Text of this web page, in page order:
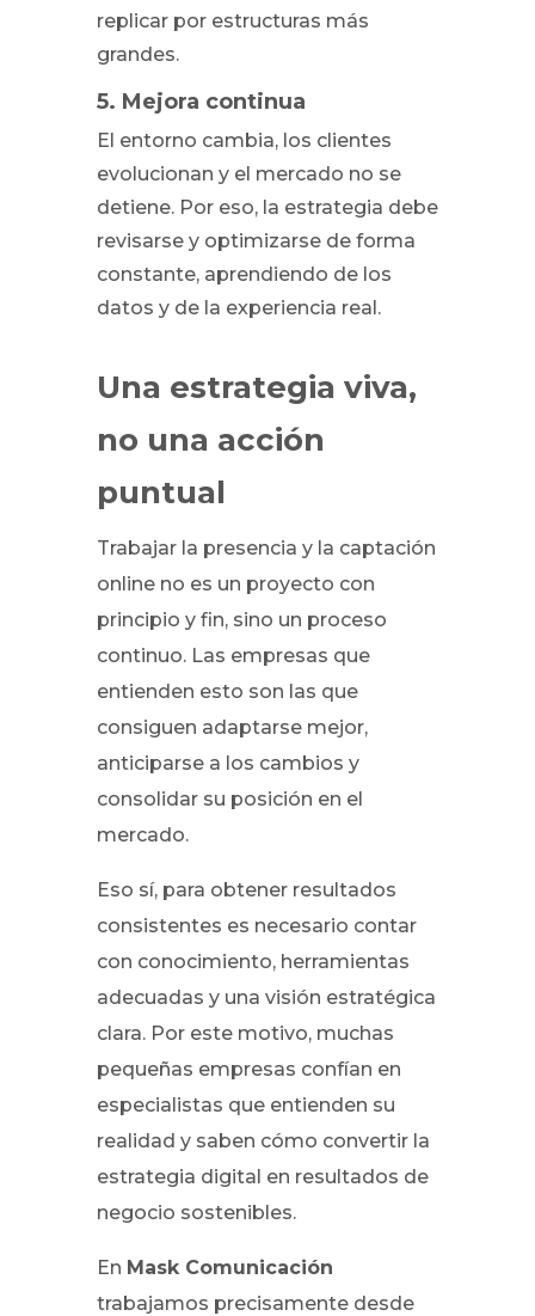
replicar por estructuras más
grandes.
5. Mejora continua
El entorno cambia, los clientes
evolucionan y el mercado no se
detiene. Por eso, la estrategia debe
revisarse y optimizarse de forma
constante, aprendiendo de los
datos y de la experiencia real.
Una estrategia viva,
no una acción
puntual
Trabajar la presencia y la captación
online no es un proyecto con
principio y fin, sino un proceso
continuo. Las empresas que
entienden esto son las que
consiguen adaptarse mejor,
anticiparse a los cambios y
consolidar su posición en el
mercado.
Eso sí, para obtener resultados
consistentes es necesario contar
con conocimiento, herramientas
adecuadas y una visión estratégica
clara. Por este motivo, muchas
pequeñas empresas confían en
especialistas que entienden su
realidad y saben cómo convertir la
estrategia digital en resultados de
negocio sostenibles.
En Mask Comunicación
trabajamos precisamente desde